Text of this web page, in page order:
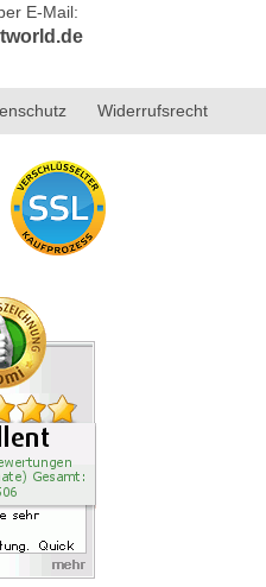
E-Mail:
Widerrufsrecht